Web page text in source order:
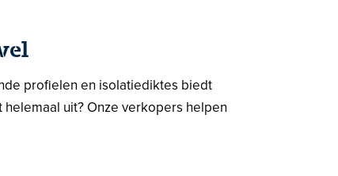
profielen en isolatiediktes biedt
uit? Onze verkopers helpen